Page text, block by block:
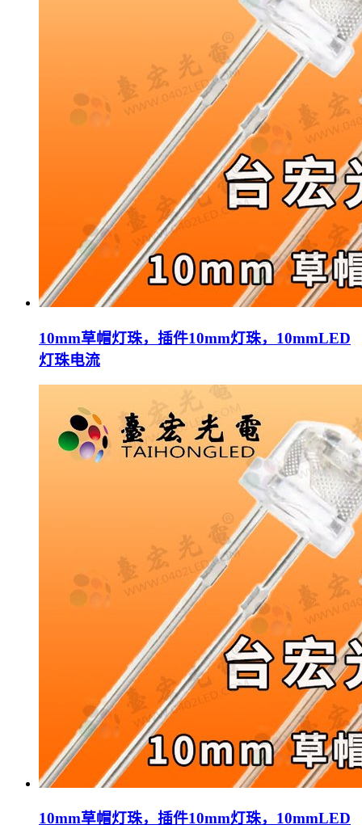
10mm草帽灯珠，插件10mm灯珠，10mmLED
灯珠电流
10mm草帽灯珠，插件10mm灯珠，10mmLED